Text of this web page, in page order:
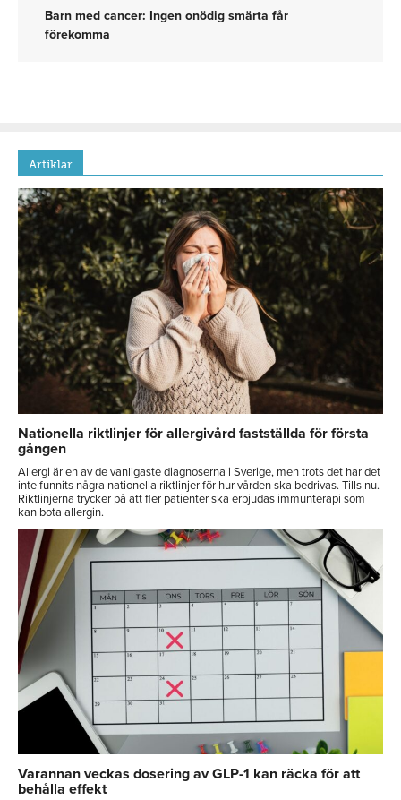
Barn med cancer: Ingen onödig smärta får
förekomma
Artiklar
Nationella riktlinjer för allergivård fastställda för första
gången
Allergi är en av de vanligaste diagnoserna i Sverige, men trots det har det
inte funnits några nationella riktlinjer för hur vården ska bedrivas. Tills nu.
Riktlinjerna trycker på att fler patienter ska erbjudas immunterapi som
kan bota allergin.
Varannan veckas dosering av GLP-1 kan räcka för att
behålla effekt